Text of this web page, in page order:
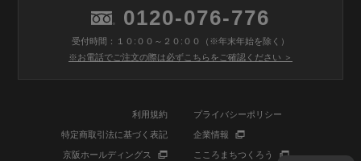
0120-076-776
受付時間：１０:００～２０:００（※年末年始を除く）
※お電話でご注文の際は必ずこちらをご確認ください ＞
利用規約 プライバシーポリシー
特定商取引法に基づく表記 企業情報
京阪ホールディングス こころまちつくろう